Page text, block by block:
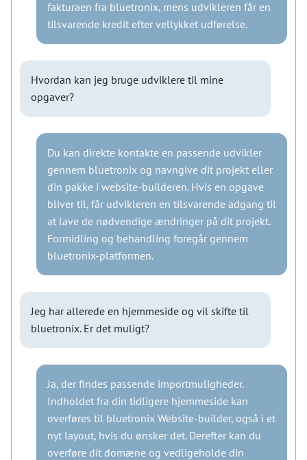
fakturaen fra bluetronix, mens udvikleren får en
tilsvarende kredit efter vellykket udførelse.
Hvordan kan jeg bruge udviklere til mine
opgaver?
Du kan direkte kontakte en passende udvikler
gennem bluetronix og navngive dit projekt eller
din pakke i website-builderen. Hvis en opgave
bliver til, får udvikleren en tilsvarende adgang til
at lave de nødvendige ændringer på dit projekt.
Formidling og behandling foregår gennem
bluetronix-platformen.
Jeg har allerede en hjemmeside og vil skifte til
bluetronix. Er det muligt?
Ja, der findes passende importmuligheder.
Indholdet fra din tidligere hjemmeside kan
overføres til bluetronix Website-builder, også i et
nyt layout, hvis du ønsker det. Derefter kan du
overføre dit domæne og vedligeholde din